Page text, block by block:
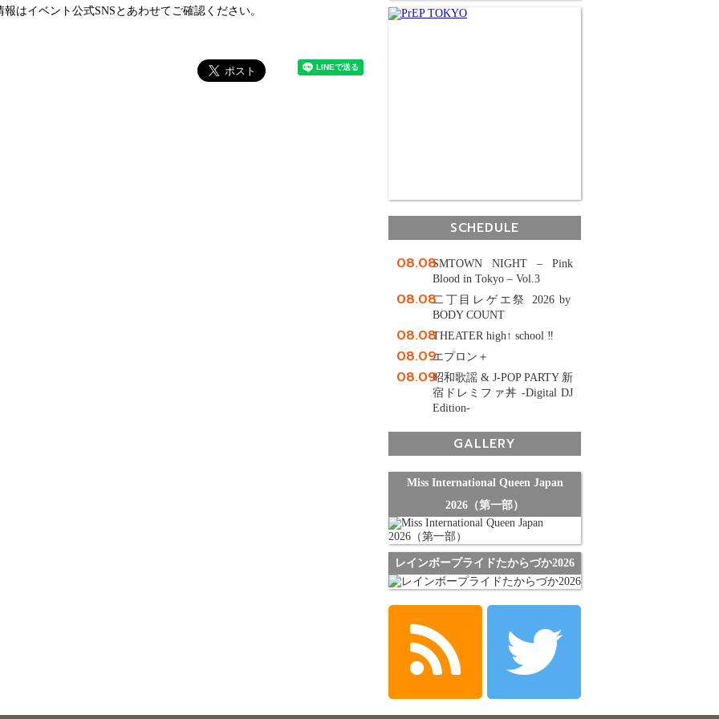
報はイベント公式SNSとあわせてご確認ください。
SCHEDULE
08.08SMTOWN NIGHT – Pink
Blood in Tokyo – Vol.3
08.08二丁目レゲエ祭 2026 by
BODY COUNT
08.08THEATER high↑ school ‼
08.09エプロン＋
08.09昭和歌謡 & J-POP PARTY 新
宿ドレミファ丼 -Digital DJ
Edition-
GALLERY
Miss International Queen Japan
2026（第一部）
レインボープライドたからづか2026